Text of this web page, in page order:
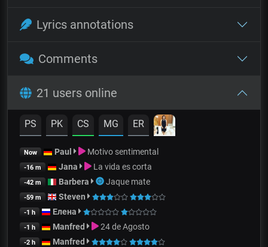
Lyrics annotations
Comments
21 users online
PS PK CS MG ER
Now Paul Motivo sentimental
-16 m Jana La vida es corta
-42 m Barbera Jaque mate
-59 m Steven
-1 h Елена
-1 h Manfred 24 de Agosto
-2 h Manfred